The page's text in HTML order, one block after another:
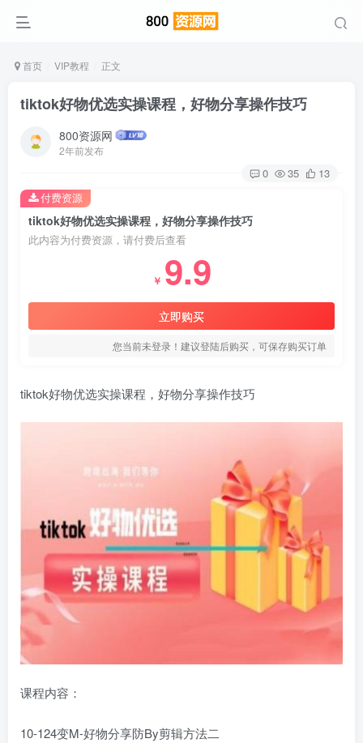
首页 VIP教程 正文
tiktok好物优选实操课程，好物分享操作技巧
800资源网
2年前发布
0 35 13
tiktok好物优选实操课程，好物分享操作技巧
此内容为付费资源，请付费后查看
￥ 9.9
立即购买
您当前未登录！建议登陆后购买，可保存购买订单
付费资源
tiktok好物优选实操课程，好物分享操作技巧
课程内容：
10-124变M-好物分享防By剪辑方法二